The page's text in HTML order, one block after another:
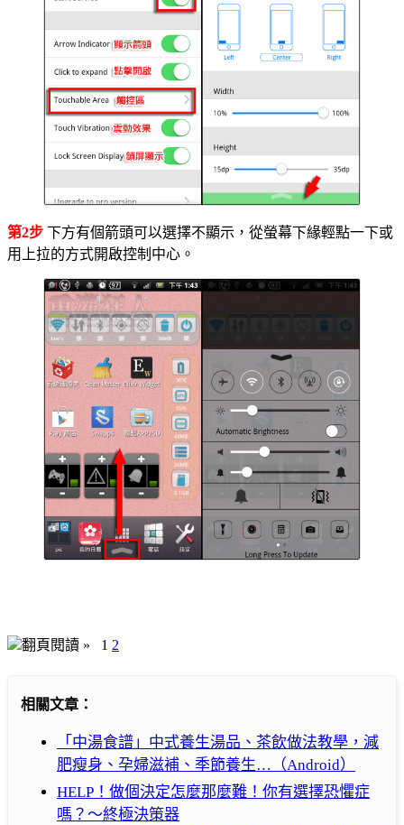
第2步 下方有個箭頭可以選擇不顯示，從螢幕下緣輕點一下或
用上拉的方式開啟控制中心。
翻頁閱讀 » 1 2
相關文章：
「中湯食譜」中式養生湯品、茶飲做法教學，減
肥瘦身、孕婦滋補、季節養生…（Android）
HELP！做個決定怎麼那麼難！你有選擇恐懼症
嗎？～終極決策器